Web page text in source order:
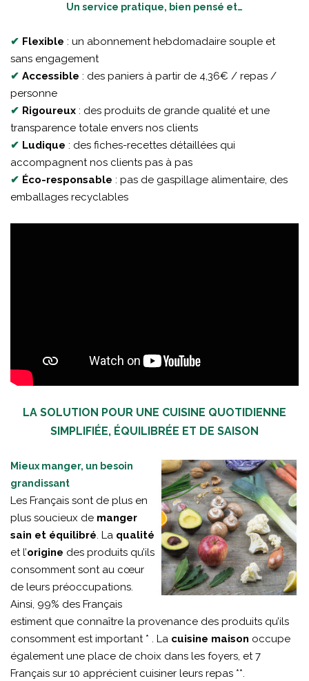
Un service pratique, bien pensé et…
✔ Flexible : un abonnement hebdomadaire souple et
sans engagement
✔ Accessible : des paniers à partir de 4,36€ / repas /
personne
✔ Rigoureux : des produits de grande qualité et une
transparence totale envers nos clients
✔ Ludique : des fiches-recettes détaillées qui
accompagnent nos clients pas à pas
✔ Éco-responsable : pas de gaspillage alimentaire, des
emballages recyclables
LA SOLUTION POUR UNE CUISINE QUOTIDIENNE
SIMPLIFIÉE, ÉQUILIBRÉE ET DE SAISON
Mieux manger, un besoin
grandissant
Les Français sont de plus en
plus soucieux de manger
sain et équilibré. La qualité
et l’origine des produits qu’ils
consomment sont au cœur
de leurs préoccupations.
Ainsi, 99% des Français
estiment que connaître la provenance des produits qu’ils
consomment est important * . La cuisine maison occupe
également une place de choix dans les foyers, et 7
Français sur 10 apprécient cuisiner leurs repas **.